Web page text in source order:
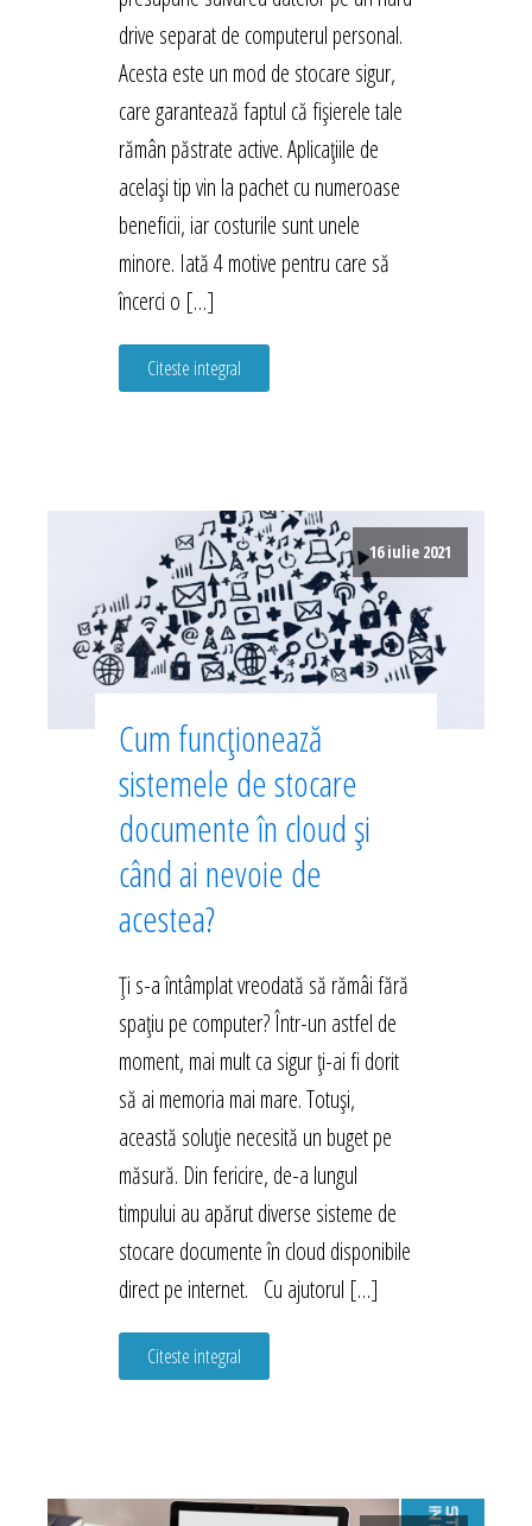
drive separat de computerul personal.
Acesta este un mod de stocare sigur,
care garantează faptul că fișierele tale
rămân păstrate active. Aplicațiile de
același tip vin la pachet cu numeroase
beneficii, iar costurile sunt unele
minore. Iată 4 motive pentru care să
încerci o […]
Citeste integral
16 iulie 2021
Cum funcționează
sistemele de stocare
documente în cloud și
când ai nevoie de
acestea?
Ți s-a întâmplat vreodată să rămâi fără
spațiu pe computer? Într-un astfel de
moment, mai mult ca sigur ți-ai fi dorit
să ai memoria mai mare. Totuși,
această soluție necesită un buget pe
măsură. Din fericire, de-a lungul
timpului au apărut diverse sisteme de
stocare documente în cloud disponibile
direct pe internet. Cu ajutorul […]
Citeste integral